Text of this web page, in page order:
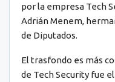
por la empresa Tech
Adrián Menem,
de Diputados.
El trasfondo es más
de Tech Security fue